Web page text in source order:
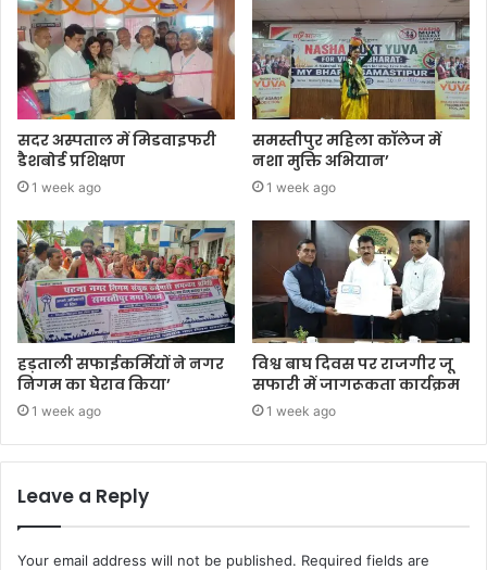
सदर अस्पताल में मिडवाइफरी
डैशबोर्ड प्रशिक्षण
1 week ago
समस्तीपुर महिला कॉलेज में
नशा मुक्ति अभियान’
1 week ago
हड़ताली सफाईकर्मियों ने नगर
निगम का घेराव किया’
1 week ago
विश्व बाघ दिवस पर राजगीर जू
सफारी में जागरूकता कार्यक्रम
1 week ago
Leave a Reply
Your email address will not be published. Required fields are